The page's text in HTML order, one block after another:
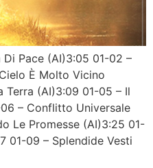
Di Pace (AI)3:05 01-02 –
È Molto Vicino
Terra (AI)3:09 01-05 – Il
– Conflitto Universale
Le Promesse (AI)3:25 01-
01-09 – Splendide Vesti